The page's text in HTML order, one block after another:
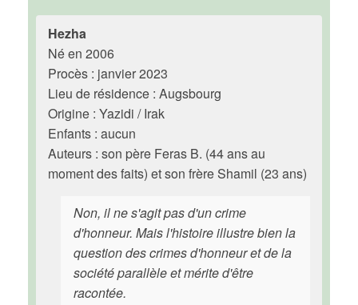
Hezha
Né en 2006
Procès : janvier 2023
Lieu de résidence : Augsbourg
Origine : Yazidi / Irak
Enfants : aucun
Auteurs : son père Feras B. (44 ans au
moment des faits) et son frère Shamil (23 ans)
Non, il ne s'agit pas d'un crime
d'honneur. Mais l'histoire illustre bien la
question des crimes d'honneur et de la
société parallèle et mérite d'être
racontée.